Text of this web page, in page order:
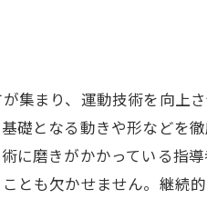
集まり、運動技術を向上
礎となる動きや形などを
に磨きがかかっている指
とも欠かせません。継続